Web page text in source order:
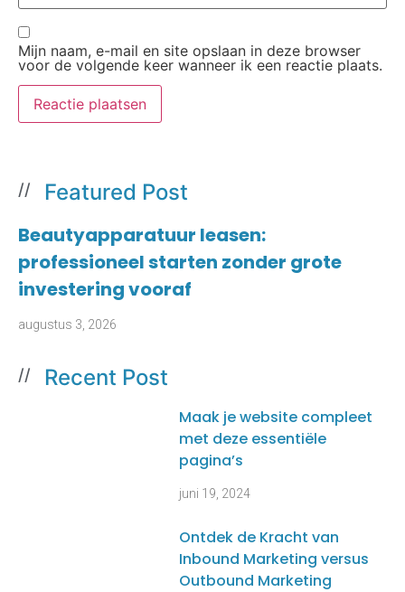
Mijn naam, e-mail en site opslaan in deze browser
voor de volgende keer wanneer ik een reactie plaats.
// Featured Post
Beautyapparatuur leasen:
professioneel starten zonder grote
investering vooraf
augustus 3, 2026
// Recent Post
Maak je website compleet
met deze essentiële
pagina’s
juni 19, 2024
Ontdek de Kracht van
Inbound Marketing versus
Outbound Marketing